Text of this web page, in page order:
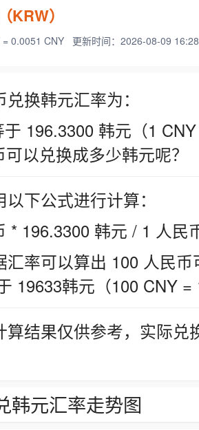
KRW）
0.0051 CNY 更新时间：2026-08-09
换韩元汇率为：
196.3300 韩元（1
以兑换成多少韩元呢？
下公式进行计算：
* 196.3300 韩元 / 1 人民
汇率可以算出 100 人民
19633韩元（100 CNY =
算结果仅供参考，实际
韩元汇率走势图